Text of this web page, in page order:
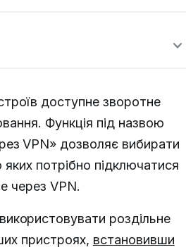
доступне зворотне
Функція під назвою
VPN» дозволяє вибирати
потрібно підключатися
через VPN.
роздільне
пристроях, встановивши